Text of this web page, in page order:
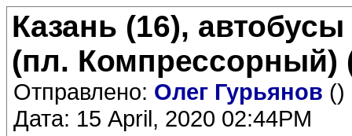
Казань (16),
(пл. Компрессорный)
Отправлено: Олег Гурьянов ()
Дата: 15 April, 2020 02:44PM